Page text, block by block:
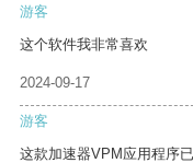
游客
这个软件我非常喜欢
2024-09-17
游客
这款加速器VPM应用程序